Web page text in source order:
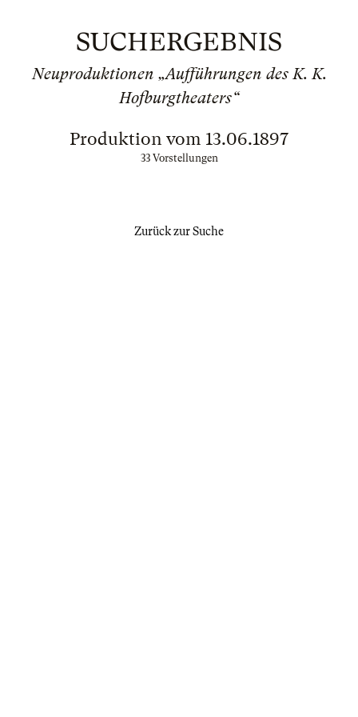
SUCHERGEBNIS
Neuproduktionen „Aufführungen des K. K.
Hofburgtheaters“
Produktion vom 13.06.1897
33 Vorstellungen
Zurück zur Suche